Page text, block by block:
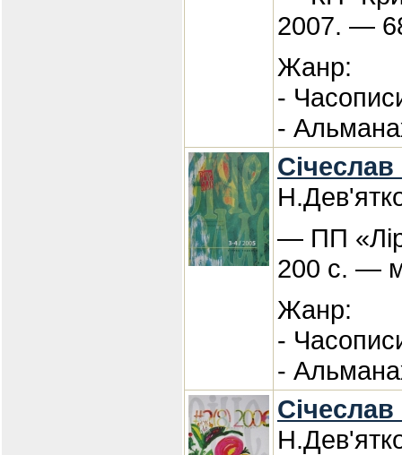
2007. —
Жанр:
-
-
— ПП
200 с. —
Жанр:
-
-